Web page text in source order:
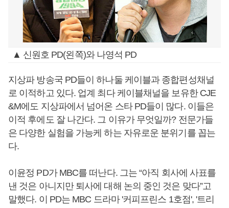
▲ 신원호 PD(왼쪽)와 나영석 PD
지상파 방송국 PD들이 하나둘 케이블과 종합편성채널
로 이적하고 있다. 업계 최다 케이블채널을 보유한 CJE
&M에도 지상파에서 넘어온 스타 PD들이 많다. 이들은
이적 후에도 잘 나간다. 그 이유가 무엇일까? 전문가들
은 다양한 실험을 가능케 하는 자유로운 분위기를 꼽는
다.
이윤정 PD가 MBC를 떠난다. 그는 “아직 회사에 사표를
낸 것은 아니지만 퇴사에 대해 논의 중인 것은 맞다”고
말했다. 이 PD는 MBC 드라마 '커피프린스 1호점', '트리